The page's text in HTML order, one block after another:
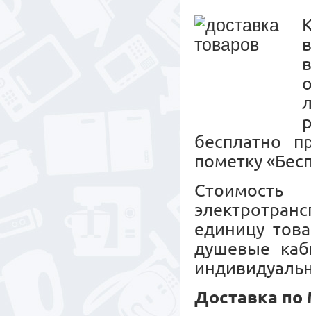
бесплатно
пометку
единицу
душевые
Доставка